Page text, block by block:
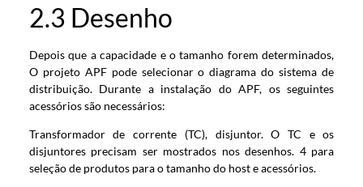
2.3 Desenho
Depois que a capacidade e o tamanho forem determinados,
O projeto APF pode selecionar o diagrama do sistema de
distribuição. Durante a instalação do APF, os seguintes
acessórios são necessários:
Transformador de corrente (TC), disjuntor. O TC e os
disjuntores precisam ser mostrados nos desenhos. 4 para
seleção de produtos para o tamanho do host e acessórios.